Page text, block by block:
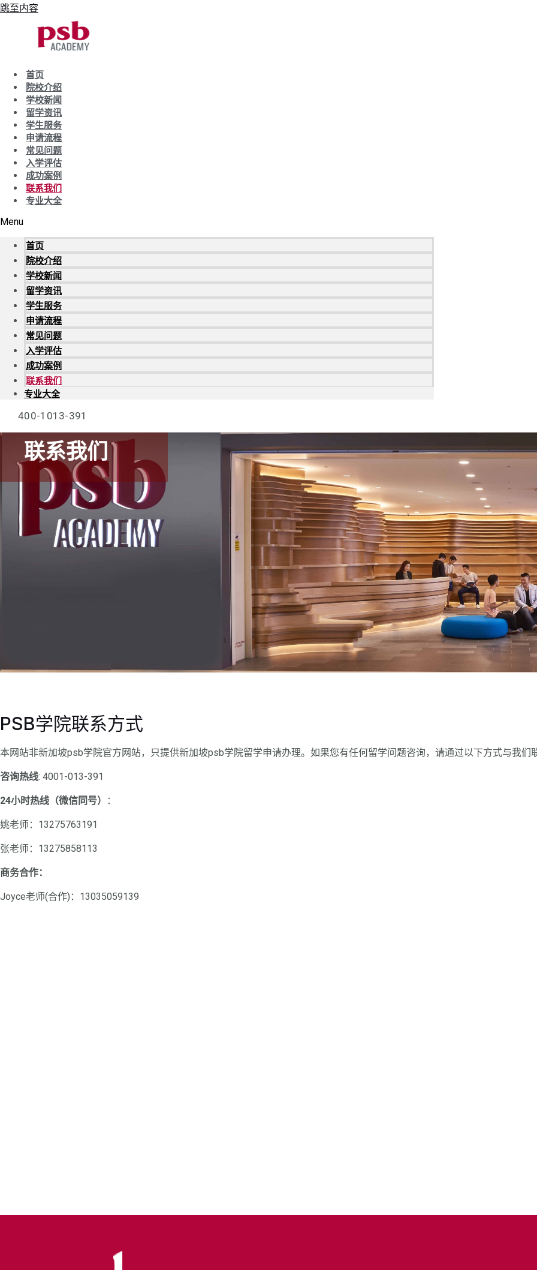
跳至内容
首页
院校介绍
学校新闻
留学资讯
学生服务
申请流程
常见问题
入学评估
成功案例
联系我们
专业大全
Menu
首页
院校介绍
学校新闻
留学资讯
学生服务
申请流程
常见问题
入学评估
成功案例
联系我们
专业大全
400-1013-391
联系我们
PSB学院联系方式
本网站非新加坡psb学院官方网站，只提供新加坡psb学院留学申请办理。如果您有任何留学问题咨询，请通过以下方式与我们
咨询热线: 4001-013-391
24小时热线（微信同号） ：
姚老师：13275763191
张老师：13275858113
商务合作：
Joyce老师(合作)：13035059139